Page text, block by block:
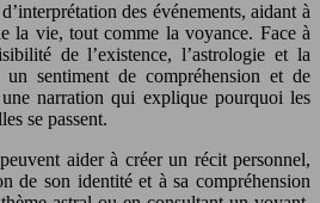
des événements, aidant à
la vie, tout comme la voyance. Face à
de l’existence, l’astrologie et la
un sentiment de compréhension et de
narration qui explique pourquoi les
se passent.
aider à créer un récit personnel,
de son identité et à sa compréhension